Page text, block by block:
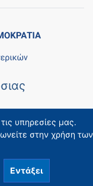
υπηρεσίες μας.
στην χρήση των
Εντάξει